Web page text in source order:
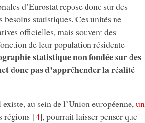
d’Eurostat repose donc sur des
statistiques. Ces unités ne
officielles, mais souvent des
de leur population résidente
statistique non fondée sur des
donc pas d’appréhender la réalité
au sein de l’Union européenne,un
régions [4], pourrait laisser penser que